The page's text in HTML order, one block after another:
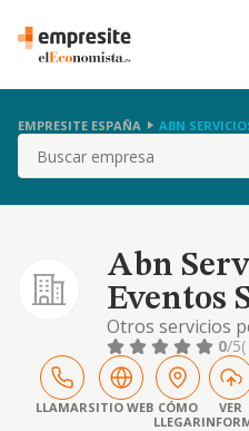
EMPRESITE ESPAÑA ABN
Buscar
Abn
Eventos
Otros servicios
0/5
LLAMARSITIO WEB CÓMO
LLEGAR
VER